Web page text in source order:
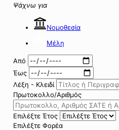
Ψάχνω για
Νομοθεσία
Μέλη
Από
Έως
Λέξη - Κλειδί
Πρωτοκολλο/Αριθμός
Επιλέξτε Έτος
Επιλέξτε Φορέα